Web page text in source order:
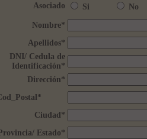
Asociado Si No
Nombre*
Apellidos*
DNI/ Cedula de
Identificación*
Dirección*
*
Ciudad *
Provincia/ Estado*